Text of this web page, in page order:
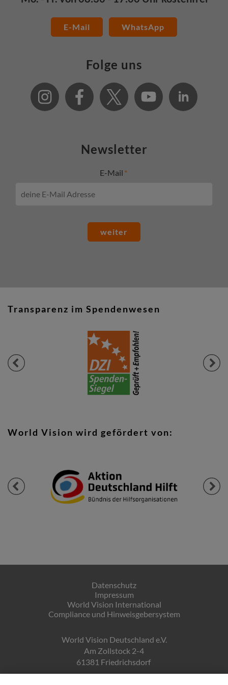
E-Mail WhatsApp
Folge uns
Newsletter
E-Mail
weiter
Transparenz im Spendenwesen
Previous Next
World Vision wird gefördert von:
Previous Next
Datenschutz
Impressum
World Vision International
Compliance und Hinweisgebersystem
World Vision Deutschland e.V.
Am Zollstock 2-4
61381 Friedrichsdorf